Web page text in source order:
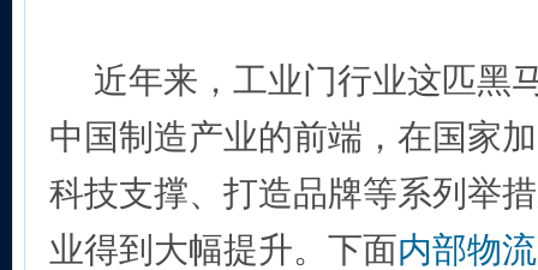
近年来，工业门行业这匹黑
中国制造产业的前端，在国家
科技支撑、打造品牌等系列举
业得到大幅提升。下面内部物